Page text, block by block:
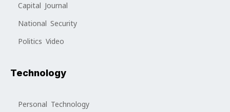
Capital Journal
National Security
Politics Video
Technology
Personal Technology